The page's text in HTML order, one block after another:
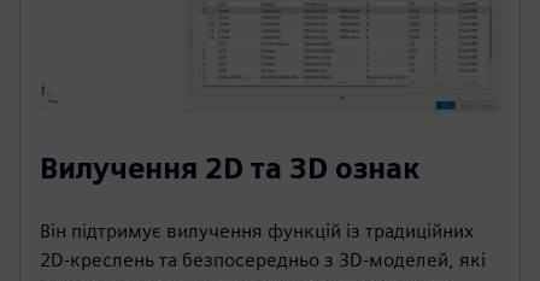
Вилучення 2D та 3D ознак
Він підтримує вилучення функцій із традиційних
2D-креслень та безпосередньо з 3D-моделей, які